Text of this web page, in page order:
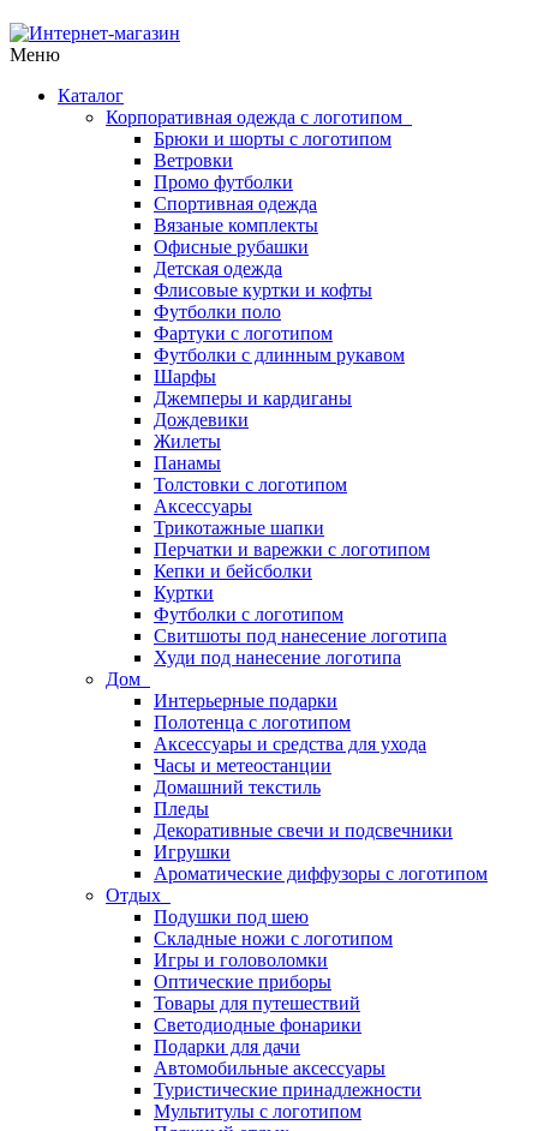
Меню
Каталог
Корпоративная одежда с логотипом
Брюки и шорты с логотипом
Ветровки
Промо футболки
Спортивная одежда
Вязаные комплекты
Офисные рубашки
Детская одежда
Флисовые куртки и кофты
Футболки поло
Фартуки с логотипом
Футболки с длинным рукавом
Шарфы
Джемперы и кардиганы
Дождевики
Жилеты
Панамы
Толстовки с логотипом
Аксессуары
Трикотажные шапки
Перчатки и варежки с логотипом
Кепки и бейсболки
Куртки
Футболки с логотипом
Свитшоты под нанесение логотипа
Худи под нанесение логотипа
Дом
Интерьерные подарки
Полотенца с логотипом
Аксессуары и средства для ухода
Часы и метеостанции
Домашний текстиль
Пледы
Декоративные свечи и подсвечники
Игрушки
Ароматические диффузоры с логотипом
Отдых
Подушки под шею
Складные ножи с логотипом
Игры и головоломки
Оптические приборы
Товары для путешествий
Светодиодные фонарики
Подарки для дачи
Автомобильные аксессуары
Туристические принадлежности
Мультитулы с логотипом